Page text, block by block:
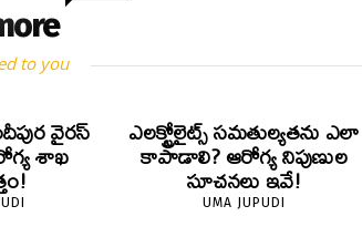
to you
వైరస్
శాఖ
ఎలక్ట్రోలైట్స్ సమతుల్యతను ఎలా
కాపాడాలి? ఆరోగ్య నిపుణుల
సూచనలు ఇవే!
UMA JUPUDI